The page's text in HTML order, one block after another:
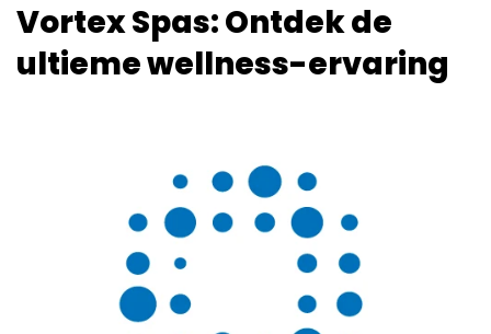
Vortex Spas: Ontdek de
ultieme wellness-ervaring